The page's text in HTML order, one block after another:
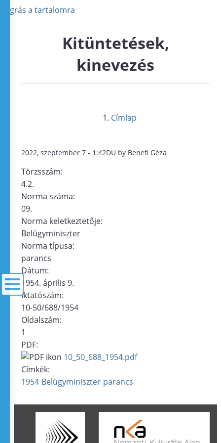
Ugrás a tartalomra
Kitüntetések,
kinevezés
Címlap
2022, szeptember 7 - 1:42DU by Benefi Géza
Törzsszám:
4.2.
Norma száma:
09.
Norma keletkeztetője:
Belügyminiszter
Norma típusa:
parancs
Dátum:
1954. április 9.
Iktatószám:
10-50/688/1954
Oldalszám:
1
PDF:
10_50_688_1954.pdf
Címkék:
1954 Belügyminiszter parancs